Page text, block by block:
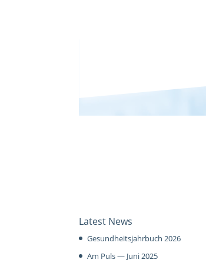
Latest News
Gesundheitsjahrbuch 2026
Am Puls — Juni 2025